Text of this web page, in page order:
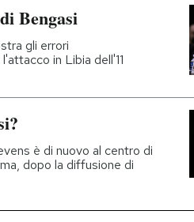
Bengasi
gli errori
in Libia dell'11
è di nuovo al centro di
dopo la diffusione di